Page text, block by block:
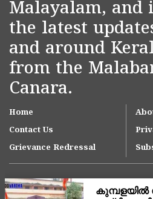
Malayalam, and
the latest
and around
from the
Canara.
Home
Contact Us
Grievance Redressal